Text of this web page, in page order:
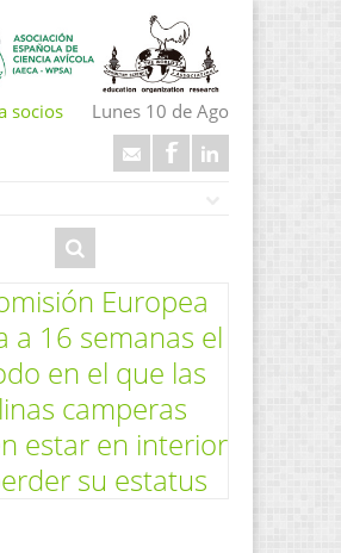
socios Lunes 10 de Ago
Europea
a 16 semanas el
en el que las
camperas
estar en interior
su estatus